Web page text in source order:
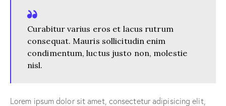
Curabitur varius eros et lacus rutrum
consequat. Mauris sollicitudin enim
condimentum, luctus justo non, molestie
nisl.
Lorem ipsum dolor sit amet, consectetur adipisicing elit,